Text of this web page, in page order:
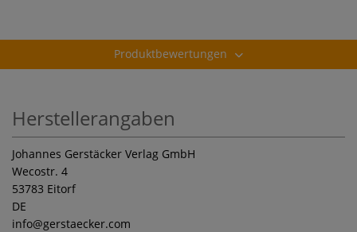
Produktbewertungen
Herstellerangaben
Johannes Gerstäcker Verlag GmbH
Wecostr. 4
53783 Eitorf
DE
info@gerstaecker.com